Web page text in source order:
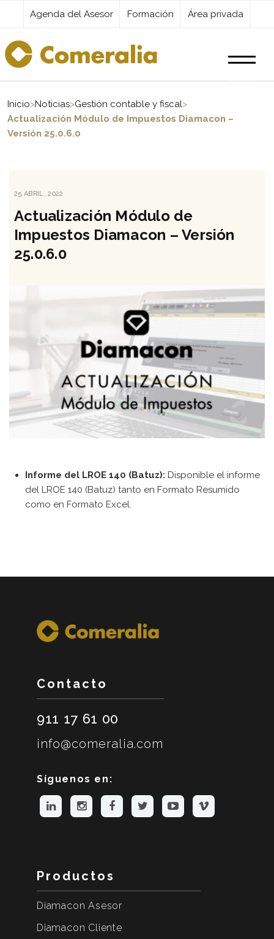
Agenda del Asesor Formación Área privada
Productos
Actualidad
Kit Digital
[searchwp_form id=1]
Inicio>Noticias>Gestión contable y fiscal>
Actualización Módulo de Impuestos Diamacon –
Versión 25.0.6.0
PUBLICADO
25 ABRIL, 2022
Actualización Módulo de
Impuestos Diamacon – Versión
25.0.6.0
Informe del LROE 140 (Batuz): Disponible el informe
del LROE 140 (Batuz) tanto en Formato Resumido
como en Formato Excel.
Contacto
911 17 61 00
info@comeralia.com
Síguenos en:
Productos
Diamacon Asesor
Diamacon Cliente